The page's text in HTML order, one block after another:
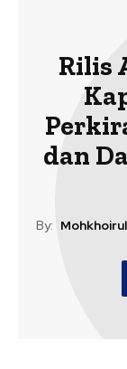
Rilis
dan
By: